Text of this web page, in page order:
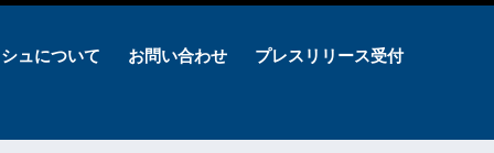
ュについて お問い合わせ プレスリリース受付